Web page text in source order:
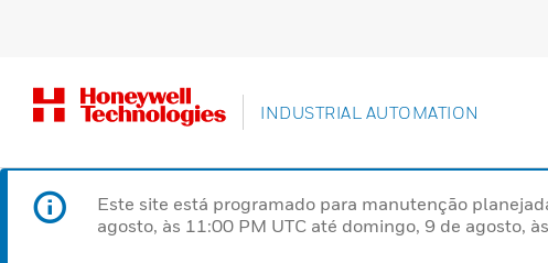
INDUSTRIAL AUTOMATION
Este site está programado para manutenção
agosto, às 11:00 PM UTC até domingo, 9 de agosto,